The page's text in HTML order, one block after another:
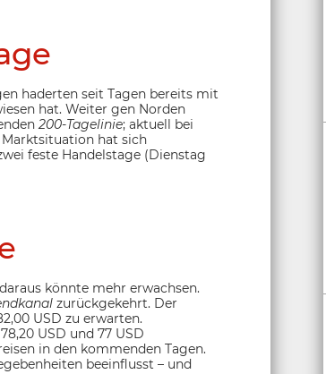
haderten seit Tagen bereits mit
hat. Weiter gen Norden
200-Tagelinie; aktuell bei
Marktsituation hat sich
feste Handelstage (Dienstag
könnte mehr erwachsen.
zurückgekehrt. Der
USD zu erwarten.
USD und 77 USD
in den kommenden Tagen.
beeinflusst – und